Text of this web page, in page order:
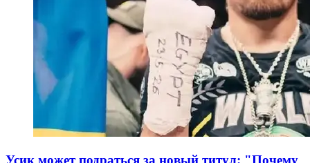
Усик может подраться за новый титул: "Почему